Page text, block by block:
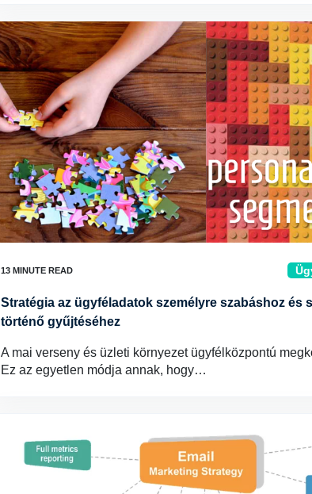
Stratégia az ügyféladatok személyre szabáshoz és
történő gyűjtéséhez
A mai verseny és üzleti környezet ügyfélközpontú
Ez az egyetlen módja annak, hogy…